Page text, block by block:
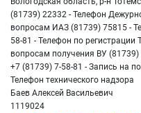
(81739) 22332 - Телефон
вопросам ИАЗ (81739) 75815 -
58-81 - Телефон по
вопросам получения ВУ
+7 (81739) 7-58-81 - Запись на
Телефон технического надзора
Баев Алексей Васильевич
1119024